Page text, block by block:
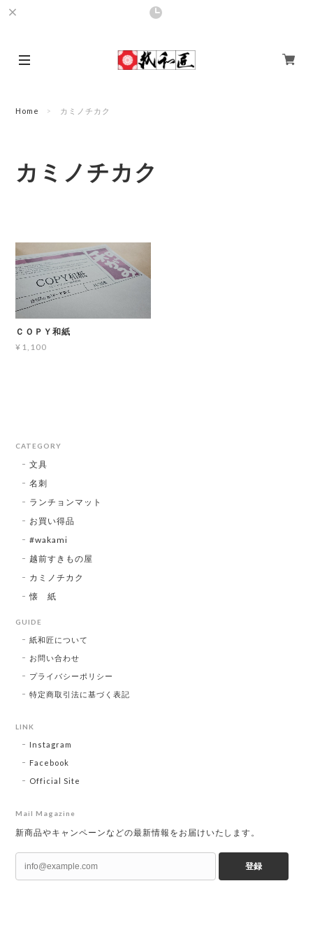
Home カミノチカク
カミノチカク
ＣＯＰＹ和紙
¥1,100
CATEGORY
文具
名刺
ランチョンマット
お買い得品
#wakami
越前すきもの屋
カミノチカク
懐 紙
GUIDE
紙和匠について
お問い合わせ
プライバシーポリシー
特定商取引法に基づく表記
LINK
Instagram
Facebook
Official Site
Mail Magazine
新商品やキャンペーンなどの最新情報をお届けいたします。
登録